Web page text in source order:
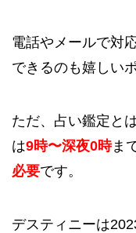
電話やメールで対
できるのも嬉しい
ただ、占い鑑定と
は9時〜深夜0時ま
必要です。
デスティニーは